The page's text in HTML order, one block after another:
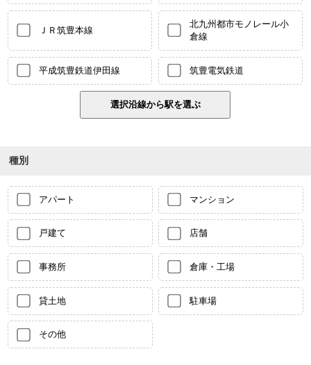
ＪＲ筑豊本線
北九州都市モノレール小
倉線
平成筑豊鉄道伊田線 筑豊電気鉄道
種別
アパート マンション
戸建て 店舗
事務所 倉庫・工場
貸土地 駐車場
その他